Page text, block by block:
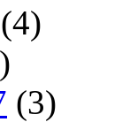
(4)
(3)